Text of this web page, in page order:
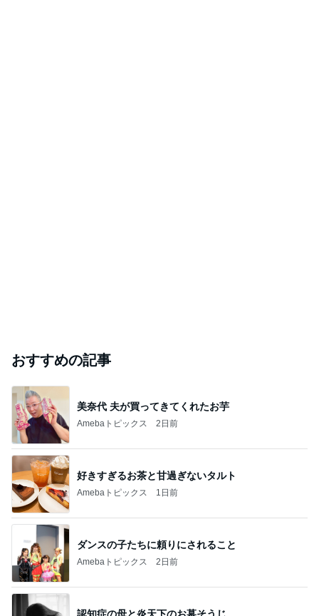
おすすめの記事
美奈代 夫が買ってきてくれたお芋
Amebaトピックス 2日前
好きすぎるお茶と甘過ぎないタルト
Amebaトピックス 1日前
ダンスの子たちに頼りにされること
Amebaトピックス 2日前
認知症の母と炎天下のお墓そうじ